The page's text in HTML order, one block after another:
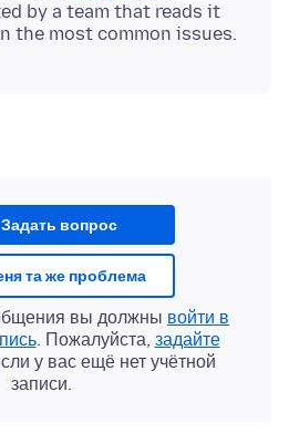
by a team that reads it
Задать вопрос
та же проблема
вы должны войти в
. Пожалуйста, задайте
у вас ещё нет учётной
записи.